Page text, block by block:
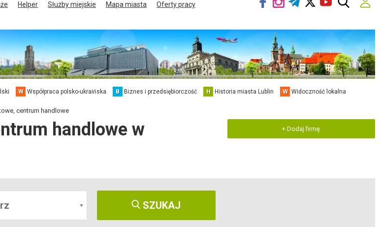
Helper Służby miejskie Mapa miasta
Oferty pracy
W Współpraca polsko-ukraińska B Biznes i przedsiębiorczość H Historia miasta Lublin W Widoczność lokalna
centrum handlowe
handlowe w
+ Dodaj firmę
SZUKAJ